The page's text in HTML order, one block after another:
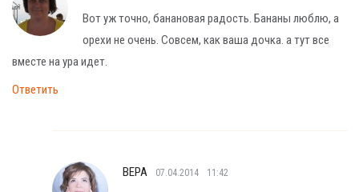
Вот уж точно, банановая радость. Бананы люблю, а
орехи не очень. Совсем, как ваша дочка. а тут все
вместе на ура идет.
Ответить
ВЕРА 07.04.2014 11:42